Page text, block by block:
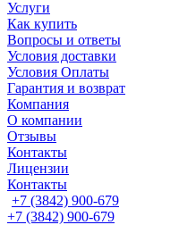
Услуги
Как купить
Вопросы и ответы
Условия доставки
Условия Оплаты
Гарантия и возврат
Компания
О компании
Отзывы
Контакты
Лицензии
Контакты
+7 (3842) 900-679
+7 (3842) 900-679